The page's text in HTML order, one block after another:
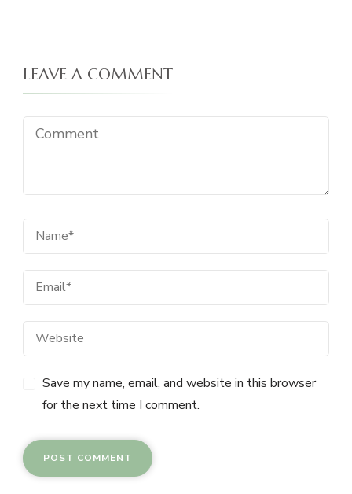
LEAVE A COMMENT
Save my name, email, and website in this browser
for the next time I comment.